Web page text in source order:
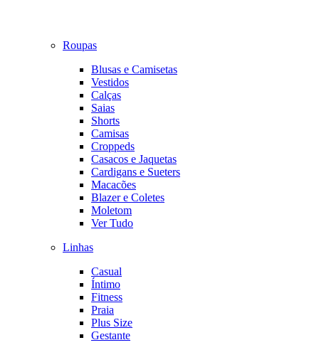
Roupas
Blusas e Camisetas
Vestidos
Calças
Saias
Shorts
Camisas
Croppeds
Casacos e Jaquetas
Cardigans e Sueters
Macacões
Blazer e Coletes
Moletom
Ver Tudo
Linhas
Casual
Íntimo
Fitness
Praia
Plus Size
Gestante